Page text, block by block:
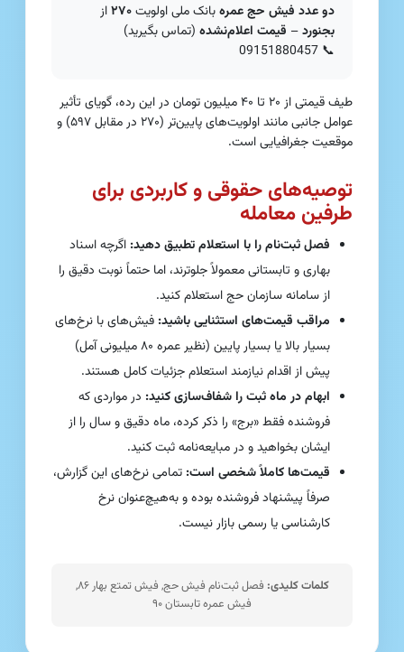
دو عدد فیش حج عمرهبانک ملی اولویت۲۷۰از
بجنورد– قیمت اعلام‌نشده (تماس بگیرید)
📞
09151880457
طیف قیمتی از ۲۰ تا ۴۰ میلیون تومان در این رده، گویای تأثیر
عوامل جانبی مانند اولویت‌های پایین‌تر (۲۷۰ در مقابل ۵۹۷) و
موقعیت جغرافیایی است.
توصیه‌های حقوقی و کاربردی برای
طرفین معامله
فصل ثبت‌نام را با استعلام تطبیق دهید: اگرچه اسناد
بهاری و تابستانی معمولاً جلوترند، اما حتماً نوبت دقیق را
از سامانه سازمان حج استعلام کنید.
مراقب قیمت‌های استثنایی باشید: فیش‌های با نرخ‌های
بسیار بالا یا بسیار پایین (نظیر عمره ۸۰ میلیونی آمل)
پیش از اقدام نیازمند استعلام جزئیات کامل هستند.
ابهام در ماه ثبت را شفاف‌سازی کنید: در مواردی که
فروشنده فقط «برج» را ذکر کرده، ماه دقیق و سال را از
ایشان بخواهید و در مبایعه‌نامه ثبت کنید.
قیمت‌ها کاملاً شخصی است: تمامی نرخ‌های این گزارش،
صرفاً پیشنهاد فروشنده بوده و به‌هیچ‌عنوان نرخ
کارشناسی یا رسمی بازار نیست.
کلمات کلیدی:
فصل ثبت‌نام فیش حج, فیش تمتع بهار ۸۶,
فیش عمره تابستان ۹۰